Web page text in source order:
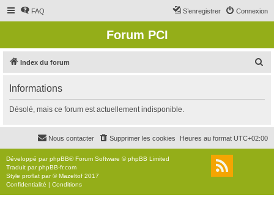
FAQ Connexion
S’enregistrer
Forum PCI
Index du forum
r
c
r
Informations
Désolé, mais ce forum est actuellement indisponible.
Heures au format UTC+02:00
Supprimer les cookies
Nous contacter
Développé parphpBB® Forum Software © phpBB Limited
Traduit parphpBB-fr.com
Style proflat par ©Mazeltof 2017
Confidentialité | Conditions